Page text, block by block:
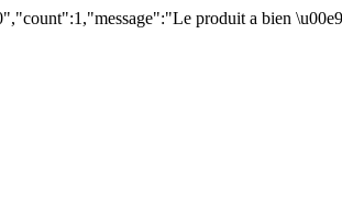
produit a bien